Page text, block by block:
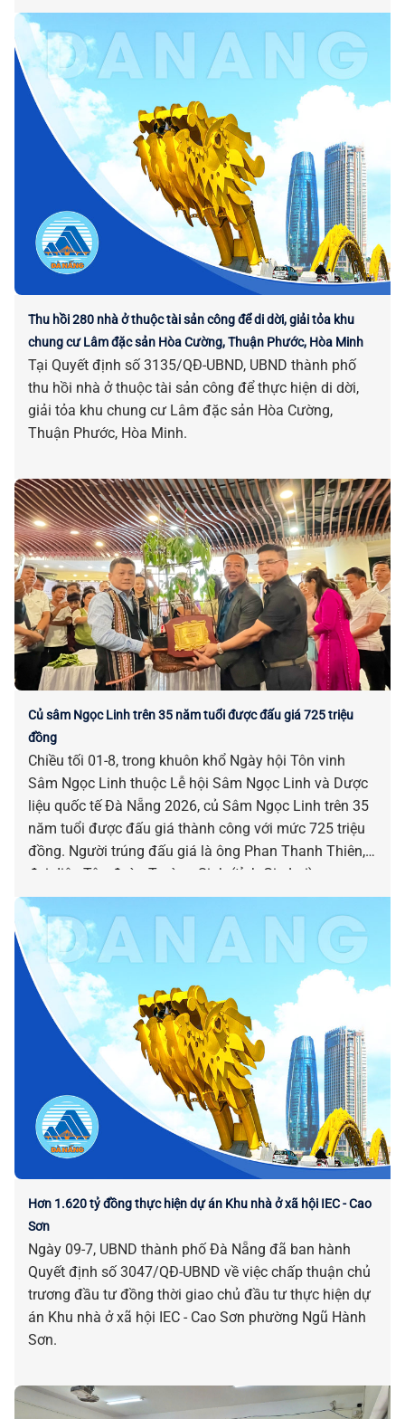
Thu hồi 280 nhà ở thuộc tài sản công để di dời, giải tỏa khu
chung cư Lâm đặc sản Hòa Cường, Thuận Phước, Hòa Minh
Tại Quyết định số 3135/QĐ-UBND, UBND thành phố
thu hồi nhà ở thuộc tài sản công để thực hiện di dời,
giải tỏa khu chung cư Lâm đặc sản Hòa Cường,
Thuận Phước, Hòa Minh.
Củ sâm Ngọc Linh trên 35 năm tuổi được đấu giá 725 triệu
đồng
Chiều tối 01-8, trong khuôn khổ Ngày hội Tôn vinh
Sâm Ngọc Linh thuộc Lễ hội Sâm Ngọc Linh và Dược
liệu quốc tế Đà Nẵng 2026, củ Sâm Ngọc Linh trên 35
năm tuổi được đấu giá thành công với mức 725 triệu
đồng. Người trúng đấu giá là ông Phan Thanh Thiên,
đại diện Tập đoàn Trường Sinh (tỉnh Gia Lai).
Hơn 1.620 tỷ đồng thực hiện dự án Khu nhà ở xã hội IEC - Cao
Sơn
Ngày 09-7, UBND thành phố Đà Nẵng đã ban hành
Quyết định số 3047/QĐ-UBND về việc chấp thuận chủ
trương đầu tư đồng thời giao chủ đầu tư thực hiện dự
án Khu nhà ở xã hội IEC - Cao Sơn phường Ngũ Hành
Sơn.